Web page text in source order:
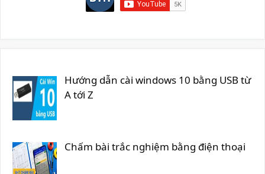
Hướng dẫn cài windows 10 bằng USB từ
A tới Z
Chấm bài trắc nghiệm bằng điện thoại